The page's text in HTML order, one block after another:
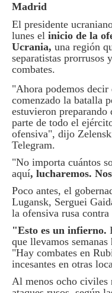
Madrid
El presidente
lunes el inicio de la
Ucrania, una región
separatistas prorrusos
combates.
"Ahora podemos decir
comenzado la batalla
estuvieron
parte de todo el
ofensiva", dijo
Telegram.
"No importa cuántos
aquí, lucharemos.
Poco antes, el
Lugansk, Serguei
la ofensiva rusa
"Esto es un infierno.
que llevamos
"Hay combates en
incesantes en otras
Al menos ocho civiles